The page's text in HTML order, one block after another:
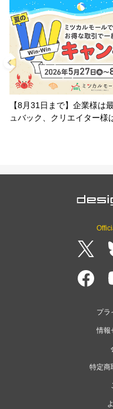
【8月31日まで】企業様は
ュバック、クリエイター様
プラ
情報
特定商